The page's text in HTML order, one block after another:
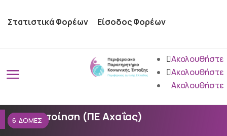
Στατιστικά Φορέων Είσοδος Φορέων
a
Ακολουθήστε
Ακολουθήστε
Ακολουθήστε
Κακοποίηση (ΠΕ Αχαΐας)
2
2
5
5
2
1
1
15
6